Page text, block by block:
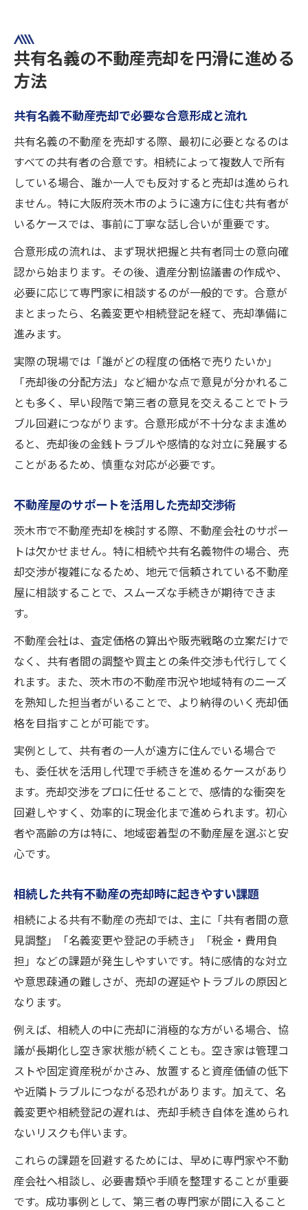
共有名義の不動産売却を円滑に進める
方法
共有名義不動産売却で必要な合意形成と流れ
共有名義の不動産を売却する際、最初に必要となるのは
すべての共有者の合意です。相続によって複数人で所有
している場合、誰か一人でも反対すると売却は進められ
ません。特に大阪府茨木市のように遠方に住む共有者が
いるケースでは、事前に丁寧な話し合いが重要です。
合意形成の流れは、まず現状把握と共有者同士の意向確
認から始まります。その後、遺産分割協議書の作成や、
必要に応じて専門家に相談するのが一般的です。合意が
まとまったら、名義変更や相続登記を経て、売却準備に
進みます。
実際の現場では「誰がどの程度の価格で売りたいか」
「売却後の分配方法」など細かな点で意見が分かれるこ
とも多く、早い段階で第三者の意見を交えることでトラ
ブル回避につながります。合意形成が不十分なまま進め
ると、売却後の金銭トラブルや感情的な対立に発展する
ことがあるため、慎重な対応が必要です。
不動産屋のサポートを活用した売却交渉術
茨木市で不動産売却を検討する際、不動産会社のサポー
トは欠かせません。特に相続や共有名義物件の場合、売
却交渉が複雑になるため、地元で信頼されている不動産
屋に相談することで、スムーズな手続きが期待できま
す。
不動産会社は、査定価格の算出や販売戦略の立案だけで
なく、共有者間の調整や買主との条件交渉も代行してく
れます。また、茨木市の不動産市況や地域特有のニーズ
を熟知した担当者がいることで、より納得のいく売却価
格を目指すことが可能です。
実例として、共有者の一人が遠方に住んでいる場合で
も、委任状を活用し代理で手続きを進めるケースがあり
ます。売却交渉をプロに任せることで、感情的な衝突を
回避しやすく、効率的に現金化まで進められます。初心
者や高齢の方は特に、地域密着型の不動産屋を選ぶと安
心です。
相続した共有不動産の売却時に起きやすい課題
相続による共有不動産の売却では、主に「共有者間の意
見調整」「名義変更や登記の手続き」「税金・費用負
担」などの課題が発生しやすいです。特に感情的な対立
や意思疎通の難しさが、売却の遅延やトラブルの原因と
なります。
例えば、相続人の中に売却に消極的な方がいる場合、協
議が長期化し空き家状態が続くことも。空き家は管理コ
ストや固定資産税がかさみ、放置すると資産価値の低下
や近隣トラブルにつながる恐れがあります。加えて、名
義変更や相続登記の遅れは、売却手続き自体を進められ
ないリスクも伴います。
これらの課題を回避するためには、早めに専門家や不動
産会社へ相談し、必要書類や手順を整理することが重要
です。成功事例として、第三者の専門家が間に入ること